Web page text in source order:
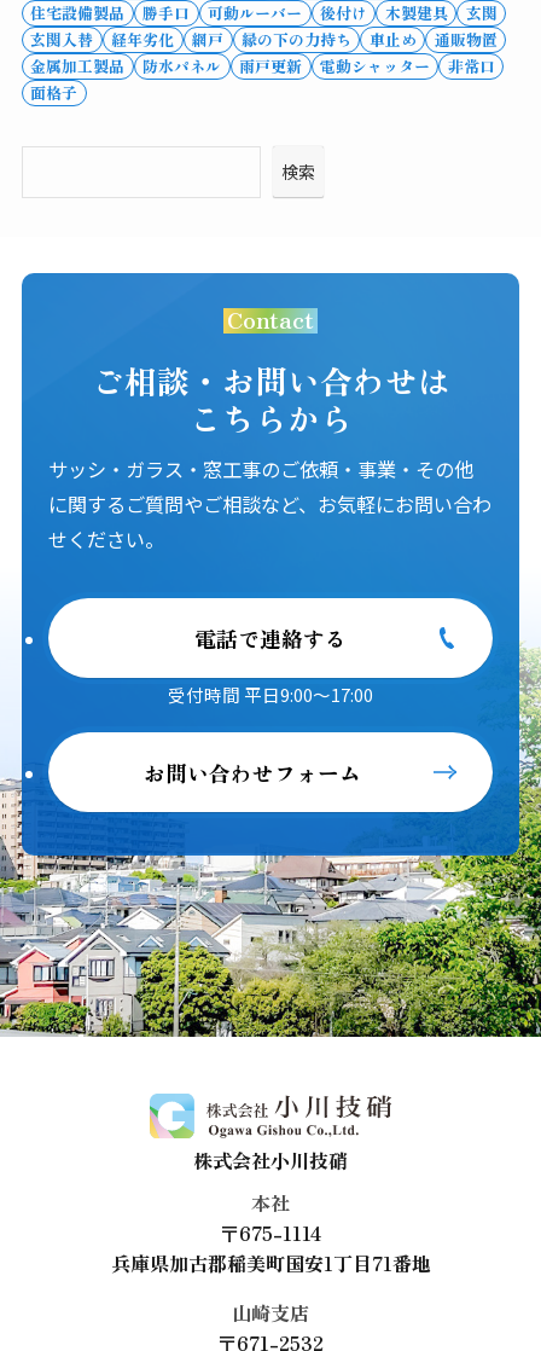
住宅設備製品
勝手口 可動ルーバー 後付け 木製建具
玄関
玄関入替
経年劣化 網戸 縁の下の力持ち 車止め
通販物置
金属加工製品
防水パネル 雨戸更新 電動シャッター
非常口
面格子
検索
Contact
ご相談・お問い合わせは
こちらから
サッシ・ガラス・窓工事のご依頼・事業・その他
に関するご質問やご相談など、お気軽にお問い合わ
せください。
電話で連絡する
受付時間 平日9:00～17:00
お問い合わせフォーム
株式会社小川技硝
本社
〒675-1114
兵庫県加古郡稲美町国安1丁目71番地
山崎支店
〒671-2532